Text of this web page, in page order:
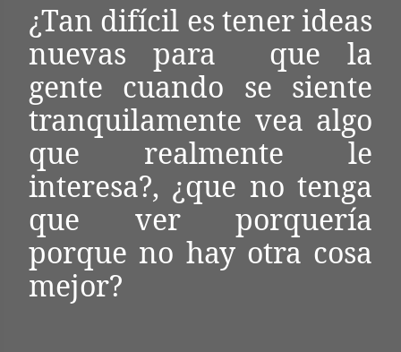
¿Tan difícil es tener ideas
nuevas para que la
gente cuando se siente
tranquilamente vea algo
que realmente le
interesa?, ¿que no tenga
que ver porquería
porque no hay otra cosa
mejor?